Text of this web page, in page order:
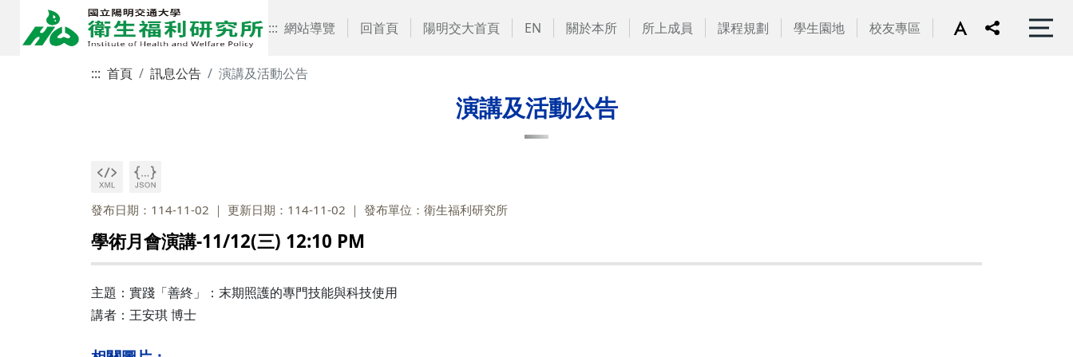
::: 網站導覽 回首頁 陽明交大首頁 EN 關於本所 所上成員 課程規劃 學生園地 校友專區
::: 首頁 訊息公告 演講及活動公告
演講及活動公告
發布日期：114-11-02 更新日期：114-11-02 發布單位：衛生福利研究所
學術月會演講-11/12(三) 12:10 PM
主題：實踐「善終」：末期照護的專門技能與科技使用
講者：王安琪 博士